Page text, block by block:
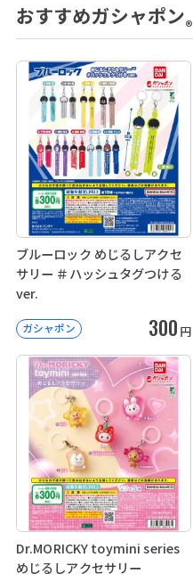
おすすめガシャポン®
ブルーロック めじるしアクセ
サリー ＃ハッシュタグつける
ver.
ガシャポン 300 円
Dr.MORICKY toymini series
めじるしアクセサリー